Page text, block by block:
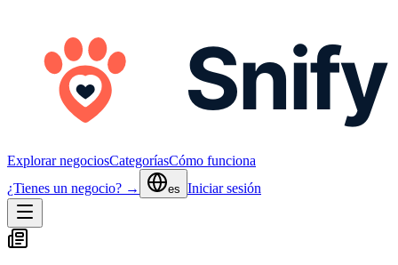
Explorar negociosCategoríasCómo funciona
¿Tienes un negocio? →
es Iniciar sesión